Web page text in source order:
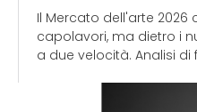
Il Mercato dell'arte 2026
capolavori, ma dietro i
a due velocità. Analisi di